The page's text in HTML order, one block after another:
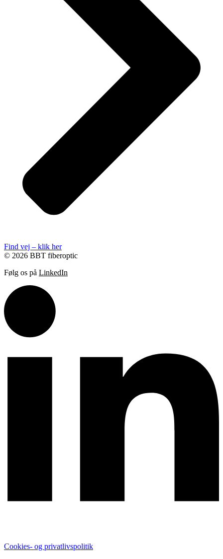
Find vej – klik her
© 2026 BBT fiberoptic
Følg os på LinkedIn
Cookies- og privatlivspolitik